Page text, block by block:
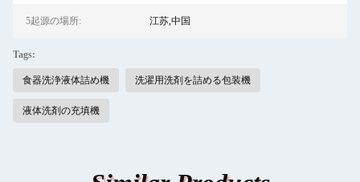
5起源の場所: 江苏,中国
Tags:
食器洗浄液体詰め機 洗濯用洗剤を詰める包装機
液体洗剤の充填機